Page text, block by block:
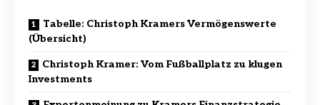
Tabelle: Christoph Kramers Vermögenswerte
(Übersicht)
Christoph Kramer: Vom Fußballplatz zu klugen
Investments